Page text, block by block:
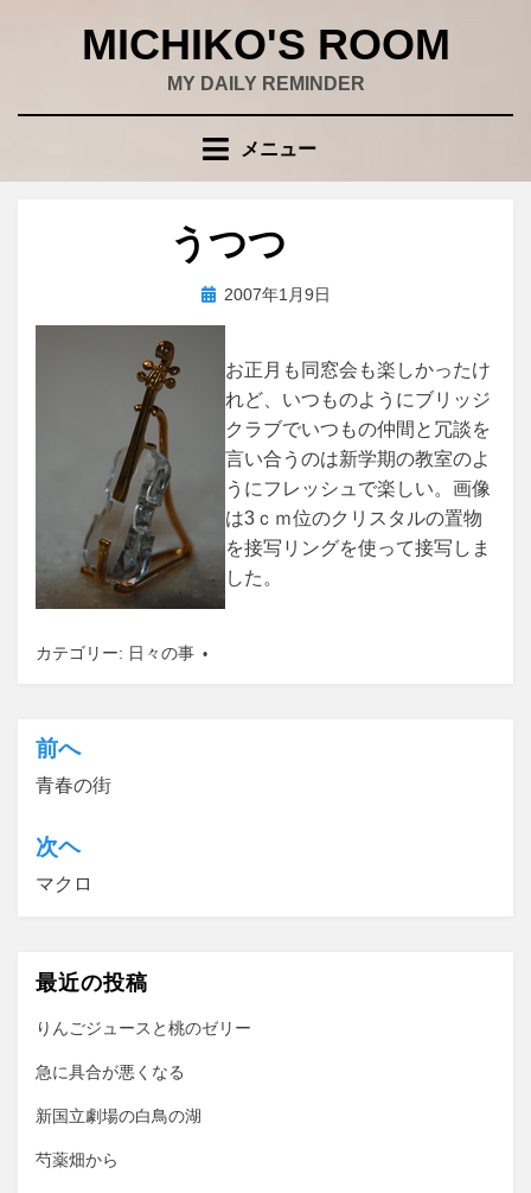
MICHIKO'S ROOM
MY DAILY REMINDER
メニュー
うつつ
投稿者wad
投 2007年1月9日
お正月も同窓会も楽しかったけ
れど、いつものようにブリッジ
クラブでいつもの仲間と冗談を
言い合うのは新学期の教室のよ
うにフレッシュで楽しい。画像
は3ｃｍ位のクリスタルの置物
を接写リングを使って接写しま
した。
カテゴリー: 日々の事
投
稿
ナ
ビ
シ
ョ
ン
前へ
青春の街
次ヘ
マクロ
最近の投稿
りんごジュースと桃のゼリー
急に具合が悪くなる
新国立劇場の白鳥の湖
芍薬畑から